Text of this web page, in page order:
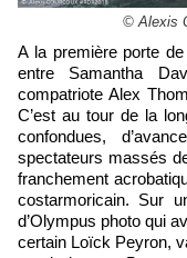
© Alexis
A la première porte de Fréhel, nous assistons à un duel inédit
entre Samantha
compatriote Alex
C’est au tour de la
confondues,
spectateurs massés
franchement
costarmoricain. Sur
d’Olympus photo qui
certain Loïck Peyron,